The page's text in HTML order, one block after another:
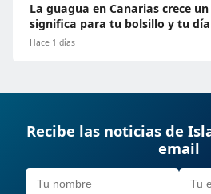
La guagua en Canarias crece
significa para tu bolsillo y tu
Hace 1 días
Recibe las noticias de
email